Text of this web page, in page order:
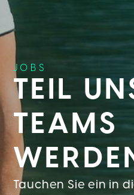
JOBS
TEIL
TEAMS
Tauchen Sie ein in